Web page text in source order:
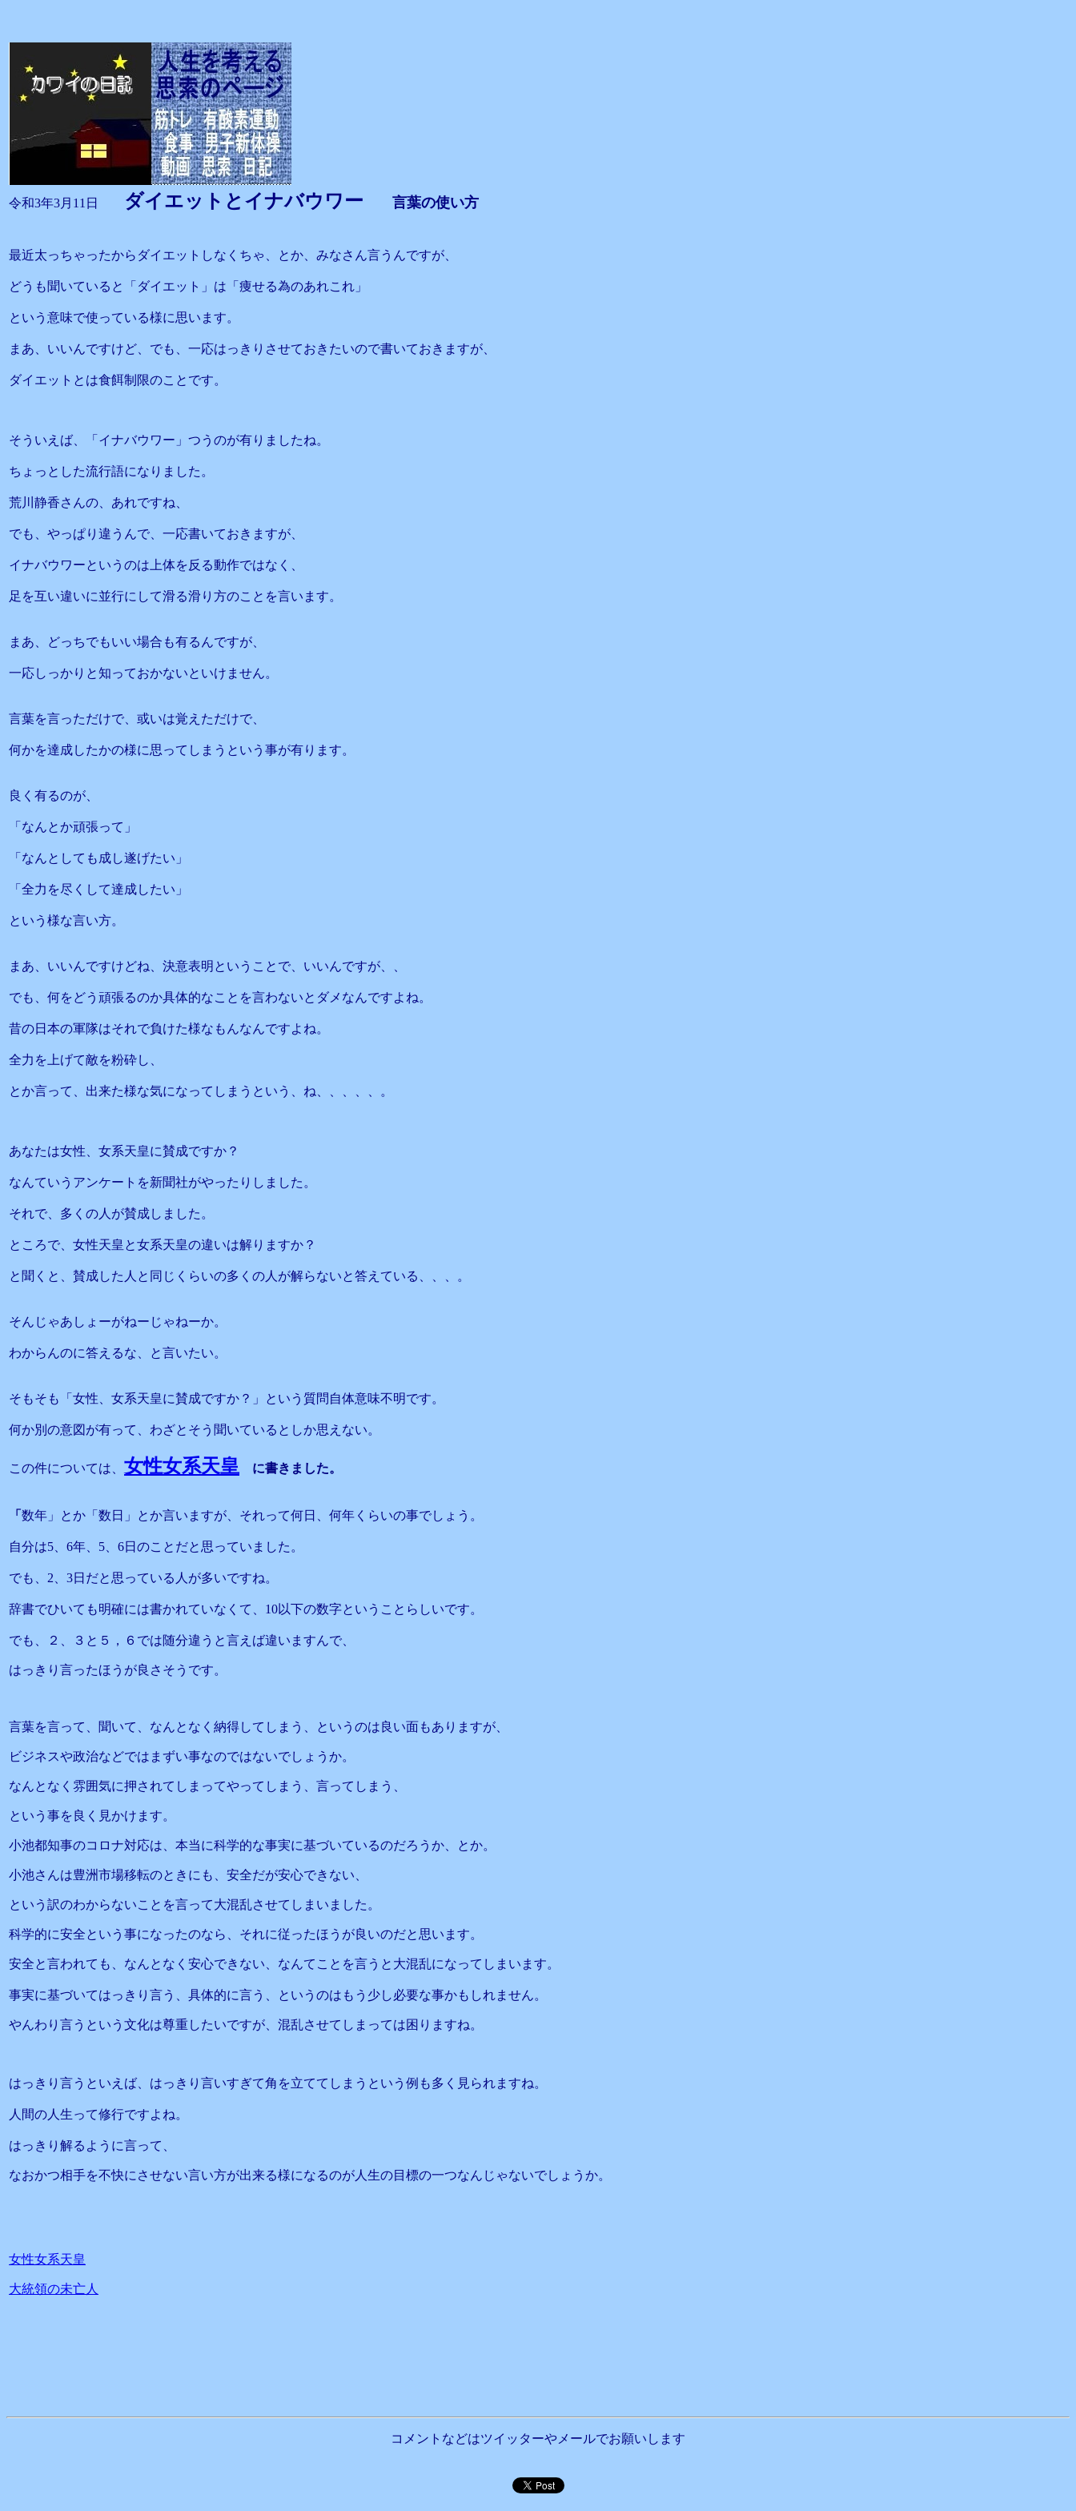
令和3年3月11日 ダイエットとイナバウワー 言葉の使い方
最近太っちゃったからダイエットしなくちゃ、とか、みなさん言うんですが、
どうも聞いていると「ダイエット」は「痩せる為のあれこれ」
という意味で使っている様に思います。
まあ、いいんですけど、でも、一応はっきりさせておきたいので書いておきますが、
ダイエットとは食餌制限のことです。
そういえば、「イナバウワー」つうのが有りましたね。
ちょっとした流行語になりました。
荒川静香さんの、あれですね、
でも、やっぱり違うんで、一応書いておきますが、
イナバウワーというのは上体を反る動作ではなく、
足を互い違いに並行にして滑る滑り方のことを言います。
まあ、どっちでもいい場合も有るんですが、
一応しっかりと知っておかないといけません。
言葉を言っただけで、或いは覚えただけで、
何かを達成したかの様に思ってしまうという事が有ります。
良く有るのが、
「なんとか頑張って」
「なんとしても成し遂げたい」
「全力を尽くして達成したい」
という様な言い方。
まあ、いいんですけどね、決意表明ということで、いいんですが、、
でも、何をどう頑張るのか具体的なことを言わないとダメなんですよね。
昔の日本の軍隊はそれで負けた様なもんなんですよね。
全力を上げて敵を粉砕し、
とか言って、出来た様な気になってしまうという、ね、、、、、。
あなたは女性、女系天皇に賛成ですか？
なんていうアンケートを新聞社がやったりしました。
それで、多くの人が賛成しました。
ところで、女性天皇と女系天皇の違いは解りますか？
と聞くと、賛成した人と同じくらいの多くの人が解らないと答えている、、、。
そんじゃあしょーがねーじゃねーか。
わからんのに答えるな、と言いたい。
そもそも「女性、女系天皇に賛成ですか？」という質問自体意味不明です。
何か別の意図が有って、わざとそう聞いているとしか思えない。
この件については、 女性女系天皇 に書きました。
「 数年」とか「数日」とか言いますが、それって何日、何年くらいの事でしょう。
自分は5、6年、5、6日のことだと思っていました。
でも、2、3日だと思っている人が多いですね。
辞書でひいても明確には書かれていなくて、10以下の数字ということらしいです。
でも、２、３と５，６では随分違うと言えば違いますんで、
はっきり言ったほうが良さそうです。
言葉を言って、聞いて、なんとなく納得してしまう、というのは良い面もありますが、
ビジネスや政治などではまずい事なのではないでしょうか。
なんとなく雰囲気に押されてしまってやってしまう、言ってしまう、
という事を良く見かけます。
小池都知事のコロナ対応は、本当に科学的な事実に基づいているのだろうか、とか。
小池さんは豊洲市場移転のときにも、安全だが安心できない、
という訳のわからないことを言って大混乱させてしまいました。
科学的に安全という事になったのなら、それに従ったほうが良いのだと思います。
安全と言われても、なんとなく安心できない、なんてことを言うと大混乱になってしまいます。
事実に基づいてはっきり言う、具体的に言う、というのはもう少し必要な事かもしれません。
やんわり言うという文化は尊重したいですが、混乱させてしまっては困りますね。
はっきり言うといえば、はっきり言いすぎて角を立ててしまうという例も多く見られますね。
人間の人生って修行ですよね。
はっきり解るように言って、
なおかつ相手を不快にさせない言い方が出来る様になるのが人生の目標の一つなんじゃないでしょうか。
女性女系天皇
大統領の未亡人
コメントなどはツイッターやメールでお願いします